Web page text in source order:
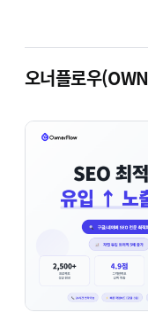
더 쉽
15년간의 경험
오너플로우